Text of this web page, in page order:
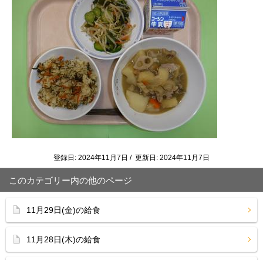
登録日: 2024年11月7日 / 更新日: 2024年11月7日
このカテゴリー内の他のページ
11月29日(金)の給食
11月28日(木)の給食